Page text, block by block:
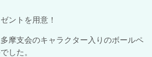
ントを用意！
摩支会のキャラクター入りのボールペ
した。